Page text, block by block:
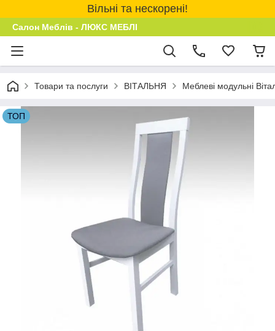
Вільні та нескорені!
Салон Меблів - ЛЮКС МЕБЛІ
Товари та послуги ВІТАЛЬНЯ Меблеві модульні
ТОП